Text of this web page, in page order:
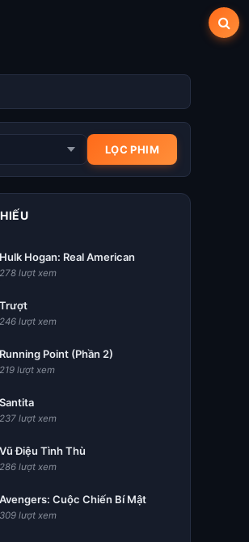
Hulk Hogan: Real American
278 lượt xem
Trượt
246 lượt xem
Running Point (Phần 2)
219 lượt xem
Santita
237 lượt xem
Vũ Điệu Tình Thù
286 lượt xem
Avengers: Cuộc Chiến Bí Mật
309 lượt xem